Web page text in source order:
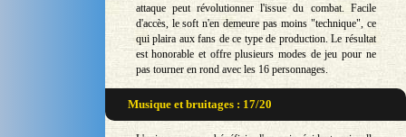
attaque peut révolutionner l'issue du combat. Facile
d'accès, le soft n'en demeure pas moins "technique", ce
qui plaira aux fans de ce type de production. Le résultat
est honorable et offre plusieurs modes de jeu pour ne
pas tourner en rond avec les 16 personnages.
Musique et bruitages : 17/20